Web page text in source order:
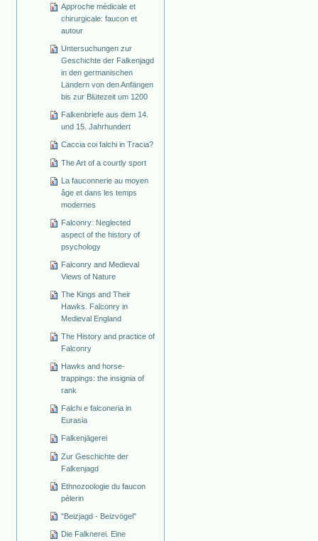
Approche médicale et
chirurgicale: faucon et
autour
Untersuchungen zur
Geschichte der Falkenjagd
in den germanischen
Ländern von den Anfängen
bis zur Blütezeit um 1200
Falkenbriefe aus dem 14.
und 15. Jahrhundert
Caccia coi falchi in Tracia?
The Art of a courtly sport
La fauconnerie au moyen
âge et dans les temps
modernes
Falconry: Neglected
aspect of the history of
psychology
Falconry and Medieval
Views of Nature
The Kings and Their
Hawks. Falconry in
Medieval England
The History and practice of
Falconry
Hawks and horse-
trappings: the insignia of
rank
Falchi e falconeria in
Eurasia
Falkenjägerei
Zur Geschichte der
Falkenjagd
Ethnozoologie du faucon
pèlerin
"Beizjagd - Beizvögel"
Die Falknerei. Eine